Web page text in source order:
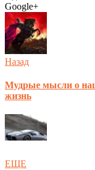
Google+
Назад
Мудрые мысли о
жизнь
ЕЩЕ